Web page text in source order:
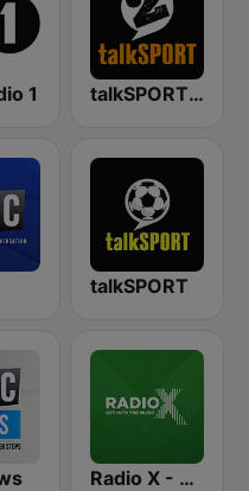
1 talkSPORT 2
talkSPORT
Radio X - London